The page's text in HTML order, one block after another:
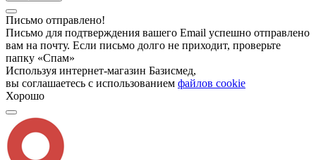
Письмо отправлено!
Письмо для подтверждения вашего Email успешно отправлено
вам на почту. Если письмо долго не приходит, проверьте
папку «Спам»
Используя интернет-магазин Базисмед,
вы соглашаетесь с использованием файлов cookie
Хорошо